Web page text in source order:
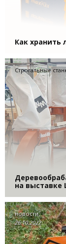
Как хранить
Строгальные
на выставке
новости
26.10.2022